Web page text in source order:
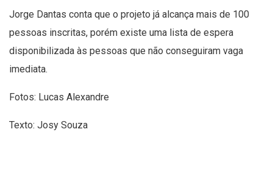
Jorge Dantas conta que o projeto já alcança mais de 100
pessoas inscritas, porém existe uma lista de espera
disponibilizada às pessoas que não conseguiram vaga
imediata.
Fotos: Lucas Alexandre
Texto: Josy Souza